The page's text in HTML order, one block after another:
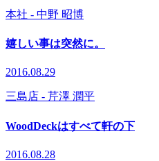
本社 - 中野 昭博
嬉しい事は突然に。
2016.08.29
三島店 - 芹澤 潤平
WoodDeckはすべて軒の下
2016.08.28